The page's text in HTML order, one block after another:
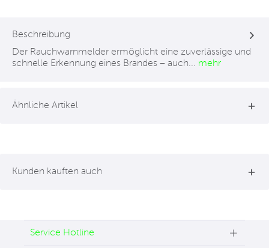
Beschreibung
Der Rauchwarnmelder ermöglicht eine zuverlässige und
schnelle Erkennung eines Brandes – auch... mehr
Ähnliche Artikel
Kunden kauften auch
Service Hotline